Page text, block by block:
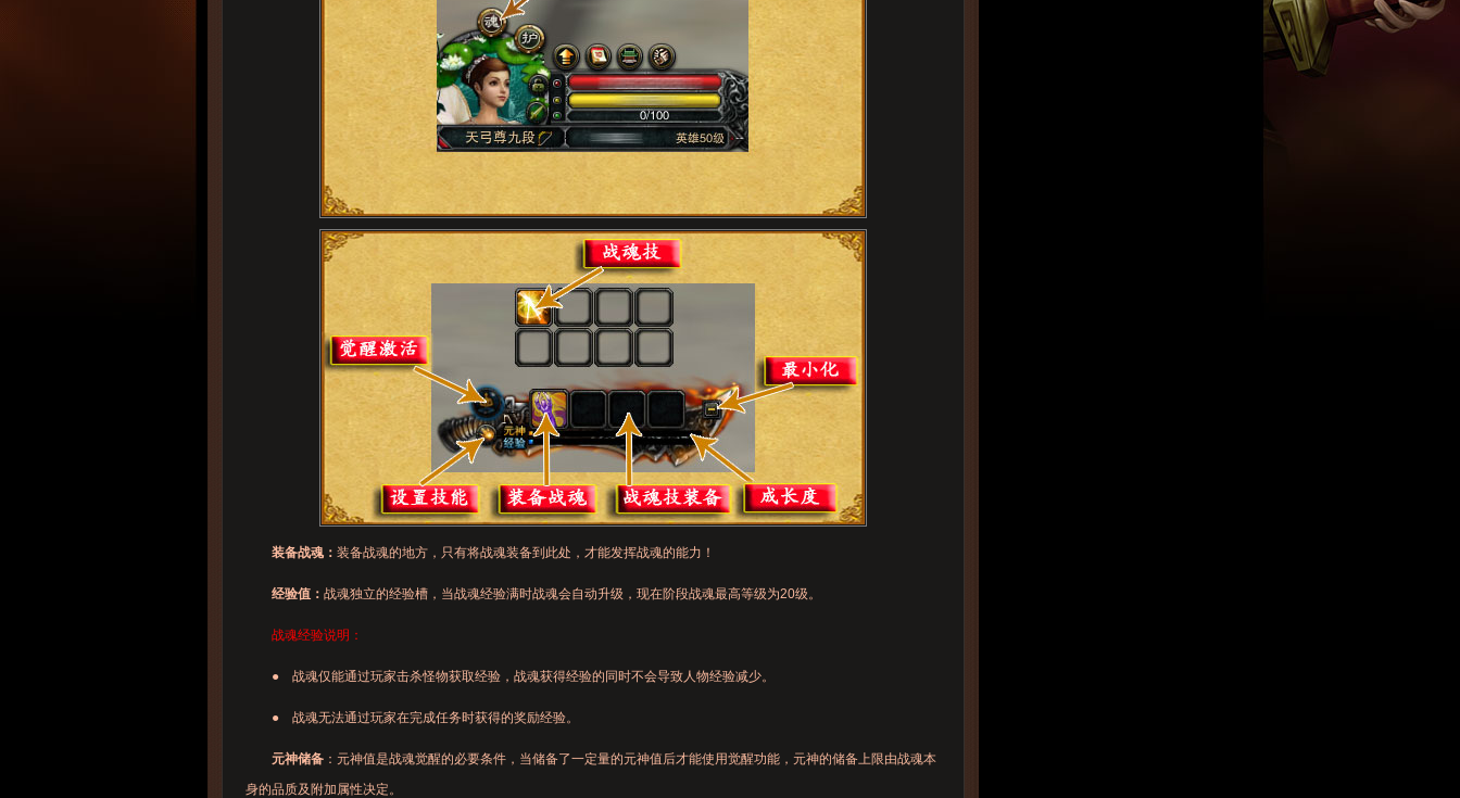
装备战魂： 装备战魂的地方，只有将战魂装备到此处，才能发挥战魂的能力！
经验值： 战魂独立的经验槽，当战魂经验满时战魂会自动升级，现在阶段战魂最高等级为20级。
战魂经验说明：
● 战魂仅能通过玩家击杀怪物获取经验，战魂获得经验的同时不会导致人物经验减少。
● 战魂无法通过玩家在完成任务时获得的奖励经验。
元神储备 ：元神值是战魂觉醒的必要条件，当储备了一定量的元神值后才能使用觉醒功能，元神的储备上限由战魂本
身的品质及附加属性决定。